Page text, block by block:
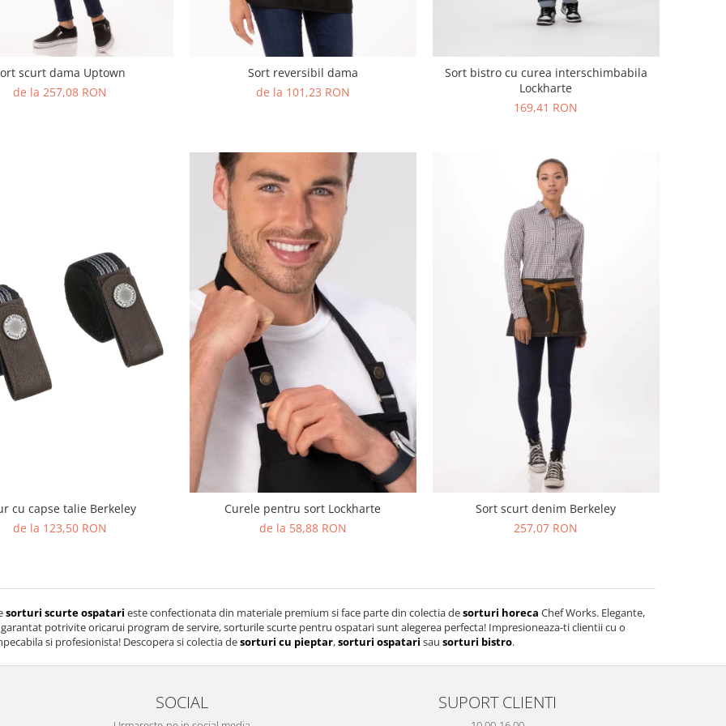
scurt dama Uptown
de la 257,08 RON
Sort reversibil dama
de la 101,23 RON
Sort bistro cu curea interschimbabila
Lockharte
169,41 RON
cu capse talie Berkeley
de la 123,50 RON
Curele pentru sort Lockharte
de la 58,88 RON
Sort scurt denim Berkeley
257,07 RON
sorturi scurte ospatari este confectionata din materiale premium si face parte din colectia desorturi horeca Chef Works. Elegante,
potrivite oricarui program de servire, sorturile scurte pentru ospatari sunt alegerea perfecta! Impresioneaza-ti clientii cu o
si profesionista! Descopera si colectia desorturi cu pieptar,sorturi ospatari sau sorturi bistro.
SOCIAL SUPORT CLIENTI